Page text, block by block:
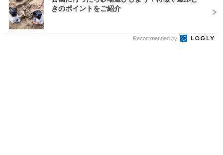
きのポイントをご紹介
Recommended by